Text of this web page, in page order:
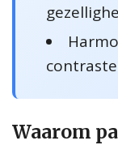
Waarom